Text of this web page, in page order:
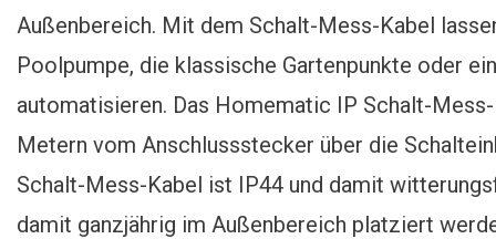
Außenbereich. Mit dem Schalt-Mess-Kabel
Poolpumpe, die klassische Gartenpunkte oder
automatisieren. Das Homematic IP Schalt-
Metern vom Anschlussstecker über die
Schalt-Mess-Kabel ist IP44 und damit
damit ganzjährig im Außenbereich platziert